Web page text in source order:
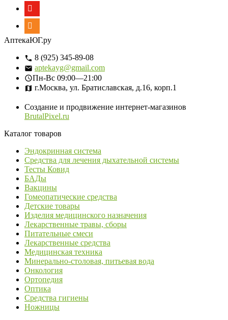
АптекаЮГ.ру
8 (925) 345-89-08
aptekayg@gmail.com
Пн-Вс 09:00—21:00
г.Москва, ул. Братиславская, д.16, корп.1
Создание и продвижение интернет-магазинов
BrutalPixel.ru
Каталог товаров
Эндокринная система
Средства для лечения дыхательной системы
Тесты Ковид
БАДы
Вакцины
Гомеопатические средства
Детские товары
Изделия медицинского назначения
Лекарственные травы, сборы
Питательные смеси
Лекарственные средства
Медицинская техника
Минерально-столовая, питьевая вода
Онкология
Ортопедия
Оптика
Средства гигиены
Ножницы